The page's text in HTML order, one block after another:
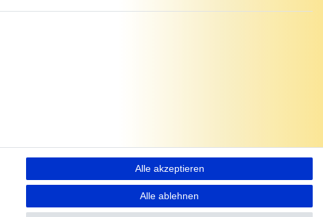
Alle akzeptieren
Alle ablehnen